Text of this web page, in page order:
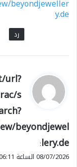
beyondjeweller
y.de
رد
ي
و
ل
url?
s
beyondjewel
lery.de
:
08/07/2026 الساعة 06:11